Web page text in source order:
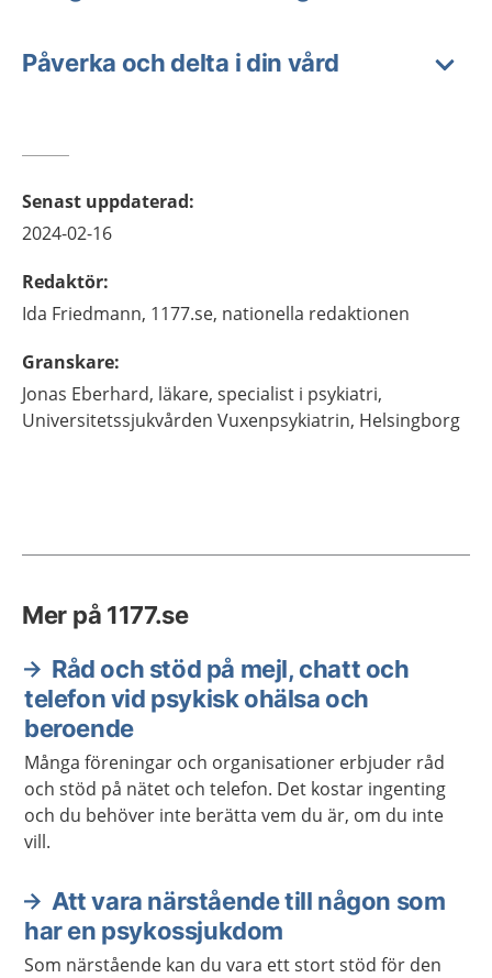
Påverka och delta i din vård
Senast uppdaterad:
2024-02-16
Redaktör:
Ida Friedmann, 1177.se, nationella redaktionen
Granskare:
Jonas Eberhard, läkare, specialist i psykiatri,
Universitetssjukvården Vuxenpsykiatrin, Helsingborg
Mer på 1177.se
Råd och stöd på mejl, chatt och
telefon vid psykisk ohälsa och
beroende
Många föreningar och organisationer erbjuder råd
och stöd på nätet och telefon. Det kostar ingenting
och du behöver inte berätta vem du är, om du inte
vill.
Att vara närstående till någon som
har en psykossjukdom
Som närstående kan du vara ett stort stöd för den